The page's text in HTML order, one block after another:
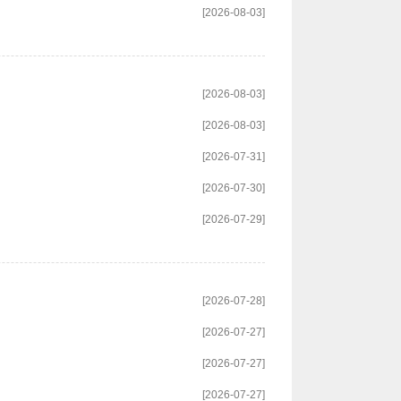
[2026-08-03]
[2026-08-03]
[2026-08-03]
[2026-07-31]
[2026-07-30]
[2026-07-29]
[2026-07-28]
[2026-07-27]
[2026-07-27]
[2026-07-27]